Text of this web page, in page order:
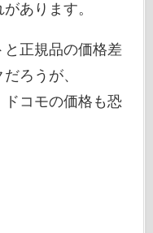
あります。
正規品の価格差
ろうが、
ドコモの価格も恐